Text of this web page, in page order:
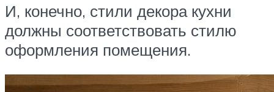
И, конечно, стили декора кухни
должны соответствовать стилю
оформления помещения.